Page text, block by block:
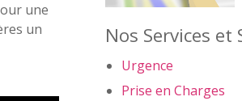
une
un
Nos Services et
Urgence
Prise en Charges